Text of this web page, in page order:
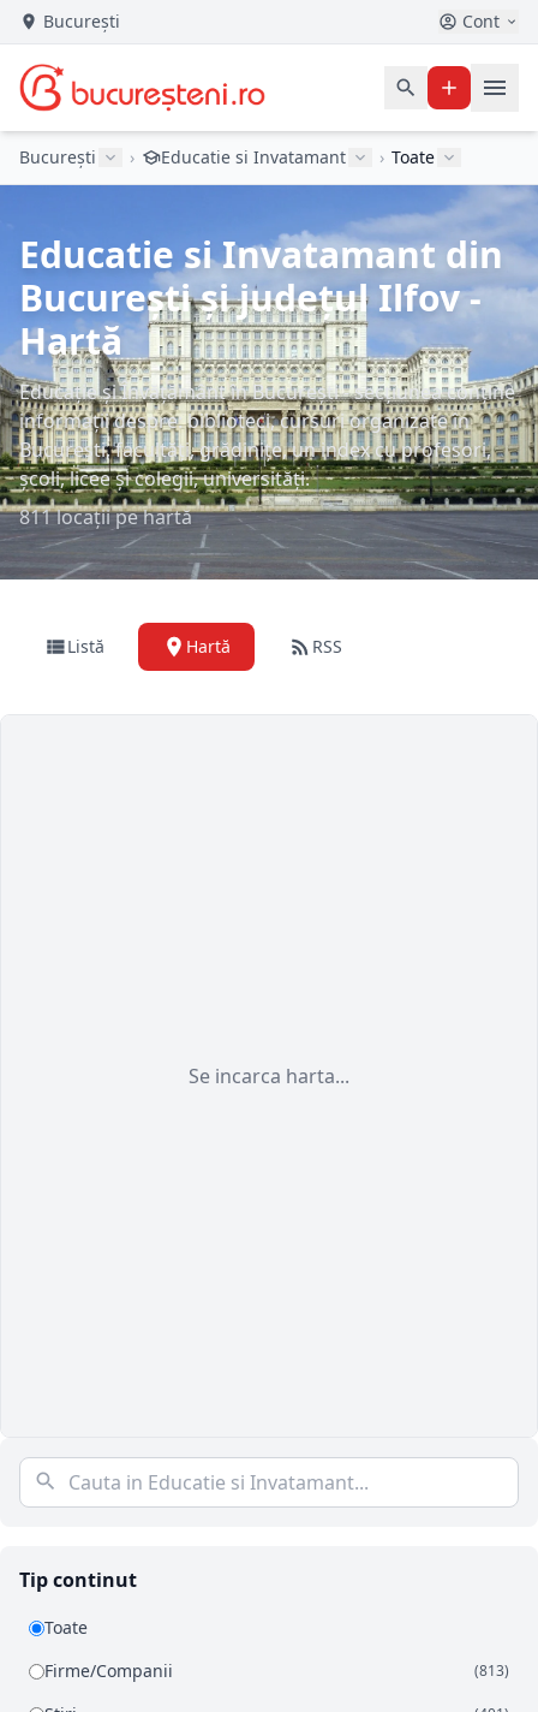
București Cont
București › Educatie si Invatamant › Toate
Educatie si Invatamant din
București și județul Ilfov -
Hartă
Educație și Învățământ în București - secțiunea conține
informații despre: biblioteci, cursuri organizate în
București, facultăți, grădinițe, un index cu profesori,
școli, licee și colegii, universități.
811 locații pe hartă
Tip continut
Toate
Firme/Companii
(813)
Listă Hartă RSS
Se incarca harta...